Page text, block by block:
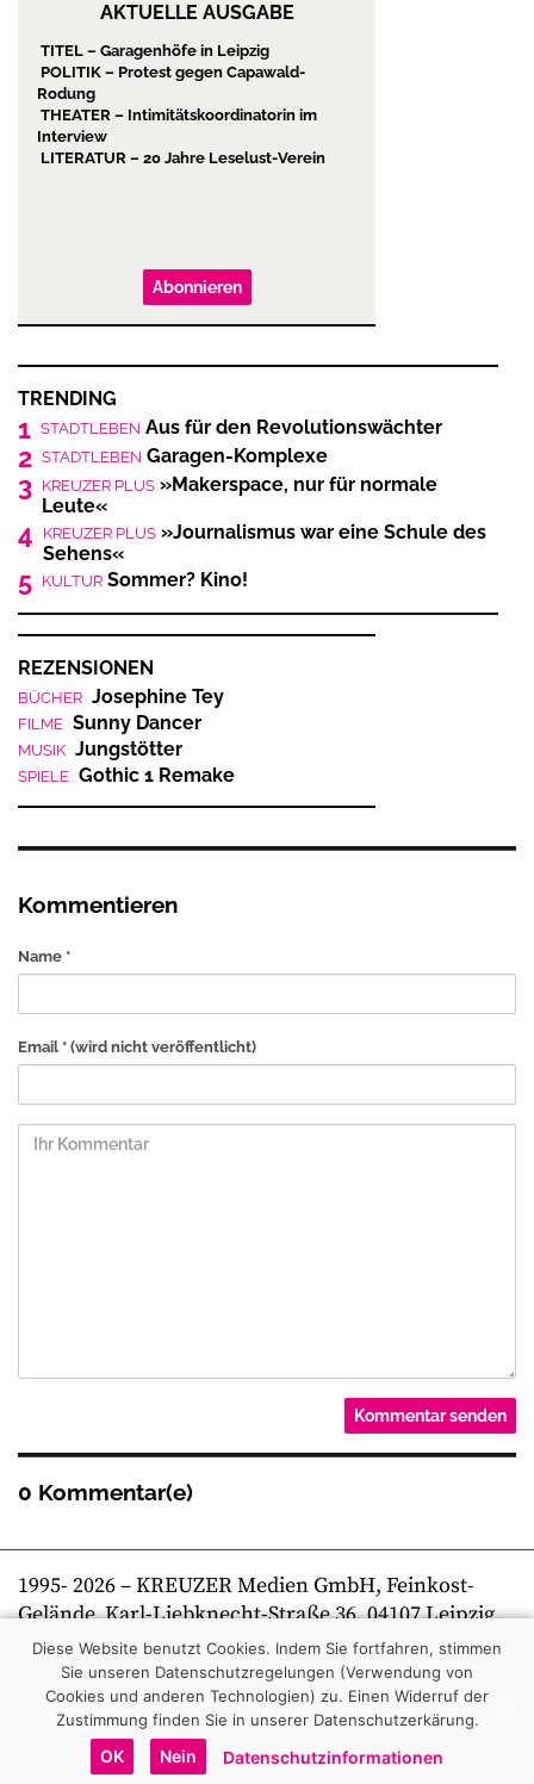
AKTUELLE AUSGABE
TITEL – Garagenhöfe in Leipzig
POLITIK – Protest gegen Capawald-
Rodung
THEATER – Intimitätskoordinatorin im
Interview
LITERATUR – 20 Jahre Leselust-Verein
Abonnieren
TRENDING
1 STADTLEBEN Aus für den Revolutionswächter
2 STADTLEBEN Garagen-Komplexe
3 KREUZER PLUS »Makerspace, nur für normale
Leute«
4 KREUZER PLUS »Journalismus war eine Schule des
Sehens«
5 KULTUR Sommer? Kino!
REZENSIONEN
BÜCHER Josephine Tey
FILME Sunny Dancer
MUSIK Jungstötter
SPIELE Gothic 1 Remake
Kommentieren
Name *
Email * (wird nicht veröffentlicht)
0 Kommentar(e)
1995- 2026– KREUZER Medien GmbH, Feinkost-
Gelände, Karl-Liebknecht-Straße 36, 04107 Leipzig,
Telefon +49 341 269 80 0 | kreuzer online
Diese Website benutzt Cookies. Indem Sie fortfahren, stimmen
Sie unseren Datenschutzregelungen (Verwendung von
Cookies und anderen Technologien) zu. Einen Widerruf der
Zustimmung finden Sie in unserer Datenschutzerkärung.
OK Nein Datenschutzinformationen